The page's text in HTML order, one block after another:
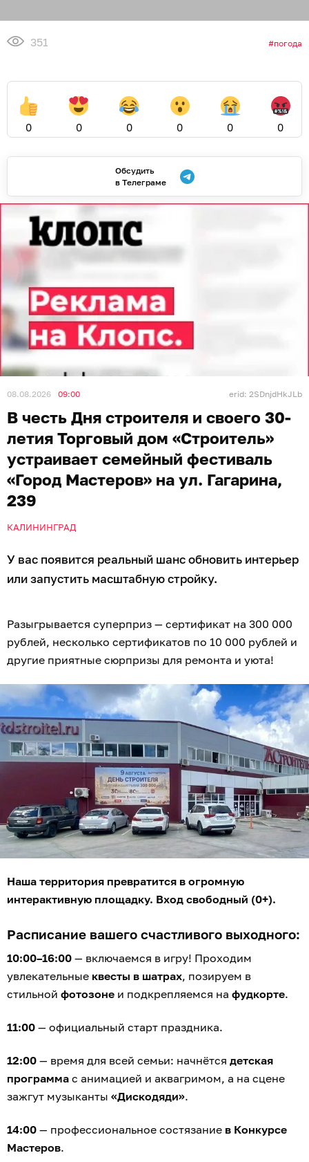
351 погода
0 0 0 0 0 0
Обсудить
в Телеграме
08.08.2026 09:00 erid: 2SDnjdHkJLb
В честь Дня строителя и своего 30-
летия Торговый дом «Строитель»
устраивает семейный фестиваль
«Город Мастеров» на ул. Гагарина,
239
КАЛИНИНГРАД
У вас появится реальный шанс обновить интерьер
или запустить масштабную стройку.
Разыгрывается суперприз — сертификат на 300 000
рублей, несколько сертификатов по 10 000 рублей и
другие приятные сюрпризы для ремонта и уюта!
Наша территория превратится в огромную
интерактивную площадку. Вход свободный (0+).
Расписание вашего счастливого выходного:
10:00–16:00 — включаемся в игру! Проходим
увлекательные квесты в шатрах, позируем в
стильной фотозоне и подкрепляемся на фудкорте.
11:00 — официальный старт праздника.
12:00 — время для всей семьи: начнётся детская
программа с анимацией и аквагримом, а на сцене
зажгут музыканты «Дискодяди».
14:00 — профессиональное состязание в Конкурсе
Мастеров.